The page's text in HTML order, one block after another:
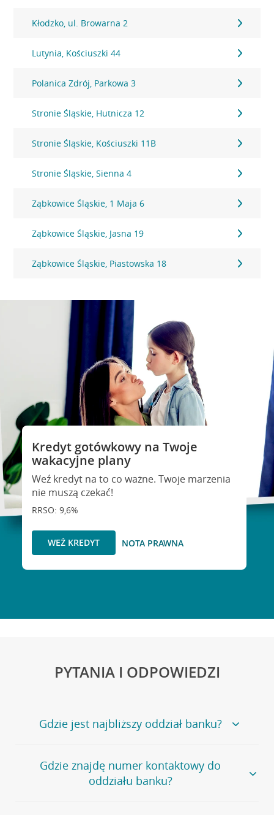
Kłodzko, ul. Browarna 2
Lutynia, Kościuszki 44
Polanica Zdrój, Parkowa 3
Stronie Śląskie, Hutnicza 12
Stronie Śląskie, Kościuszki 11B
Stronie Śląskie, Sienna 4
Ząbkowice Śląskie, 1 Maja 6
Ząbkowice Śląskie, Jasna 19
Ząbkowice Śląskie, Piastowska 18
Kredyt gotówkowy na Twoje
wakacyjne plany
Weź kredyt na to co ważne. Twoje marzenia
nie muszą czekać!
RRSO: 9,6%
WEŹ KREDYT NOTA PRAWNA
PYTANIA I ODPOWIEDZI
Gdzie jest najbliższy oddział banku?
Jeśli szukasz oddziału naszego banku, zapraszamy na
stronęPlacówki i bankomaty, na której znajduje się
wygodna wyszukiwarka.
Gdzie znajdę numer kontaktowy do
oddziału banku?